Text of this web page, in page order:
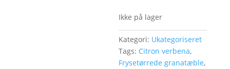
Ikke på lager
Kategori: Ukategoriseret
Tags: Citron verbena,
Frysetørrede granatæble,